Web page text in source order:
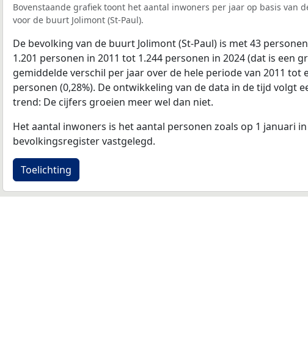
Bovenstaande grafiek toont het aantal inwoners per jaar op basis van
voor de buurt Jolimont (St-Paul).
De bevolking van de buurt Jolimont (St-Paul) is met 43
1.201 personen in 2011 tot 1.244 personen in 2024 (dat is een
gemiddelde verschil per jaar over de hele periode van 2011 tot
personen (0,28%). De ontwikkeling van de data in de tijd volgt
trend: De cijfers groeien meer wel dan niet.
Het aantal inwoners is het aantal personen zoals op 1 januari
bevolkingsregister vastgelegd.
Toelichting